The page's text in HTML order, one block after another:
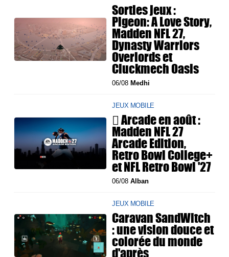
Sorties jeux :
Pigeon: A Love Story,
Madden NFL 27,
Dynasty Warriors
Overlords et
Cluckmech Oasis
06/08 Medhi
JEUX MOBILE
 Arcade en août :
Madden NFL 27
Arcade Edition,
Retro Bowl College+
et NFL Retro Bowl '27
06/08Alban
JEUX MOBILE
Caravan SandWitch
: une vision douce et
colorée du monde
d'après